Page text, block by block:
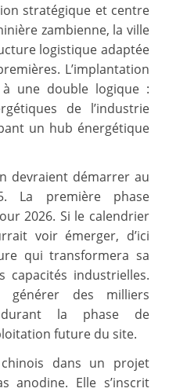
stratégique et centre
zambienne, la ville
logistique adaptée
L’implantation
une double logique :
de l’industrie
un hub énergétique
devraient démarrer au
La première phase
2026. Si le calendrier
voir émerger, d’ici
qui transformera sa
capacités industrielles.
des milliers
durant la phase de
future du site.
chinois dans un projet
anodine. Elle s’inscrit